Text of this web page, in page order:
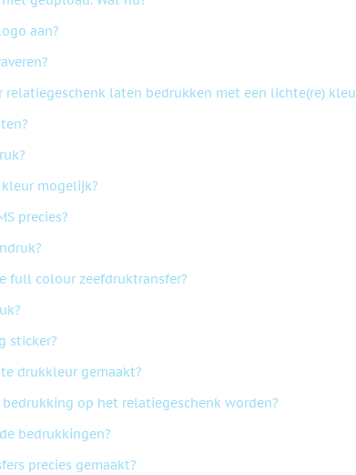
aan?
relatiegeschenk laten bedrukken met een lichte(re)
mogelijk?
precies?
full colour zeefdruktransfer?
sticker?
drukkleur gemaakt?
op het relatiegeschenk worden?
bedrukkingen?
precies gemaakt?